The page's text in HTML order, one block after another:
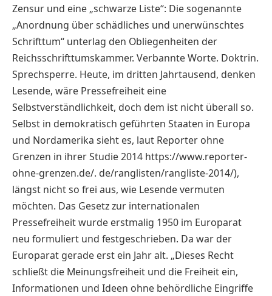
Zensur und eine „schwarze Liste“: Die sogenannte
„Anordnung über schädliches und unerwünschtes
Schrifttum“ unterlag den Obliegenheiten der
Reichsschrifttumskammer. Verbannte Worte. Doktrin.
Sprechsperre. Heute, im dritten Jahrtausend, denken
Lesende, wäre Pressefreiheit eine
Selbstverständlichkeit, doch dem ist nicht überall so.
Selbst in demokratisch geführten Staaten in Europa
und Nordamerika sieht es, laut Reporter ohne
Grenzen in ihrer Studie 2014 https://www.reporter-
ohne-grenzen.de/. de/ranglisten/rangliste-2014/),
längst nicht so frei aus, wie Lesende vermuten
möchten. Das Gesetz zur internationalen
Pressefreiheit wurde erstmalig 1950 im Europarat
neu formuliert und festgeschrieben. Da war der
Europarat gerade erst ein Jahr alt. „Dieses Recht
schließt die Meinungsfreiheit und die Freiheit ein,
Informationen und Ideen ohne behördliche Eingriffe